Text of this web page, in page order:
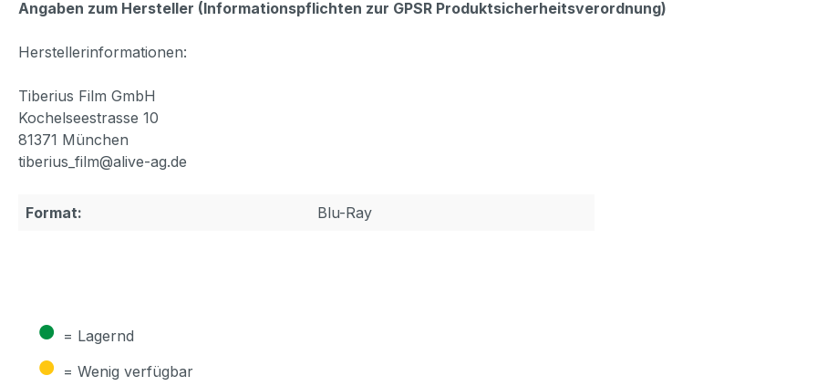
Angaben zum Hersteller (Informationspflichten zur GPSR Produktsicherheitsverordnung)
Herstellerinformationen:
Tiberius Film GmbH
Kochelseestrasse 10
81371 München
tiberius_film@alive-ag.de
Format: Blu-Ray
● = Lagernd
● = Wenig verfügbar